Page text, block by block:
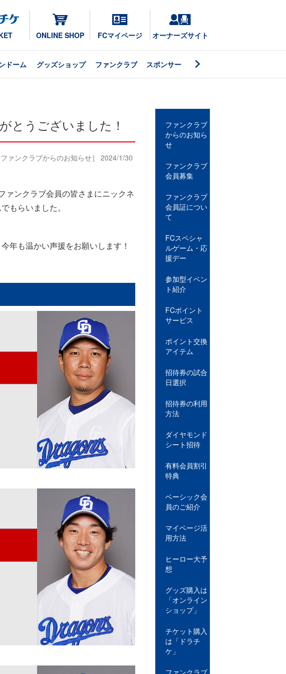
ONLINE SHOP FCマイページ オーナーズサイト
ドーム グッズショップ ファンクラブ スポンサー
とうございました！
ファンクラブからのお知らせ］ 2024/1/30
ァンクラブ会員の皆さまにニックネ
もらいました。
年も温かい声援をお願いします！
ファンクラブ
からのお知ら
せ
ファンクラブ
会員募集
ファンクラブ
会員証につい
て
FCスペシャ
ルゲーム・応
援デー
参加型イベン
ト紹介
FCポイント
サービス
ポイント交換
アイテム
招待券の試合
日選択
招待券の利用
方法
ダイヤモンド
シート招待
有料会員割引
特典
ベーシック会
員のご紹介
マイページ活
用方法
ヒーロー大予
想
グッズ購入は
「オンライン
ショップ」
チケット購入
は「ドラチ
ケ」
ファンクラブ